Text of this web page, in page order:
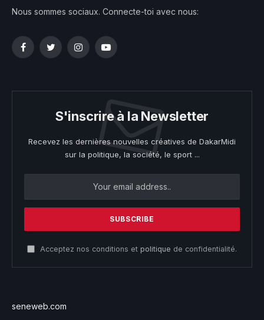
Nous sommes sociaux. Connecte-toi avec nous:
FacebookTwitterInstagramYouTube
S'inscrire à la Newsletter
Recevez les dernières nouvelles créatives de DakarMidi
sur la politique, la société, le sport ...
Acceptez nos conditions et politique de confidentialité.
seneweb.com